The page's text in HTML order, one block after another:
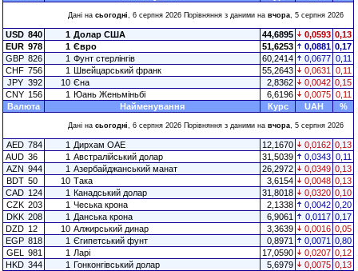
Дані на сьогодні, 6 серпня 2026 Порівняння з даними на вчора, 5 серпня 2026
USD 840 1 Долар США 44,6895 0,0593 0,13
EUR 978 1 Євро 51,6253 0,0881 0,17
GBP 826 1 Фунт стерлінгів 60,2414 0,0677 0,11
CHF 756 1 Швейцарський франк 55,2643 0,0631
0,11
JPY 392 10 Єна 2,8362 0,0042 0,15
CNY 156 1 Юань Женьміньбі 6,6196 0,0075 0,11
Валюта
Найменування Курс UAH %
Дані на сьогодні, 6 серпня 2026 Порівняння з даними на вчора, 5 серпня 2026
AED 784 1 Дирхам ОАЕ 12,1670 0,0162 0,13
AUD 36 1 Австралійський долар 31,5039 0,0343 0,11
AZN 944 1 Азербайджанський манат 26,2972 0,0349 0,13
BDT 50 10 Така 3,6154 0,0048 0,13
CAD 124 1 Канадський долар 31,8018 0,0320 0,10
CZK 203 1 Чеська крона 2,1338 0,0042 0,20
DKK 208 1 Данська крона 6,9061 0,0117 0,17
DZD 12 10 Алжирський динар 3,3639 0,0016 0,05
EGP 818 1 Єгипетський фунт 0,8971 0,0071 0,80
GEL
981 1 Ларі 17,0590 0,0207 0,12
HKD 344 1 Гонконгівський долар 5,6979 0,0075 0,13